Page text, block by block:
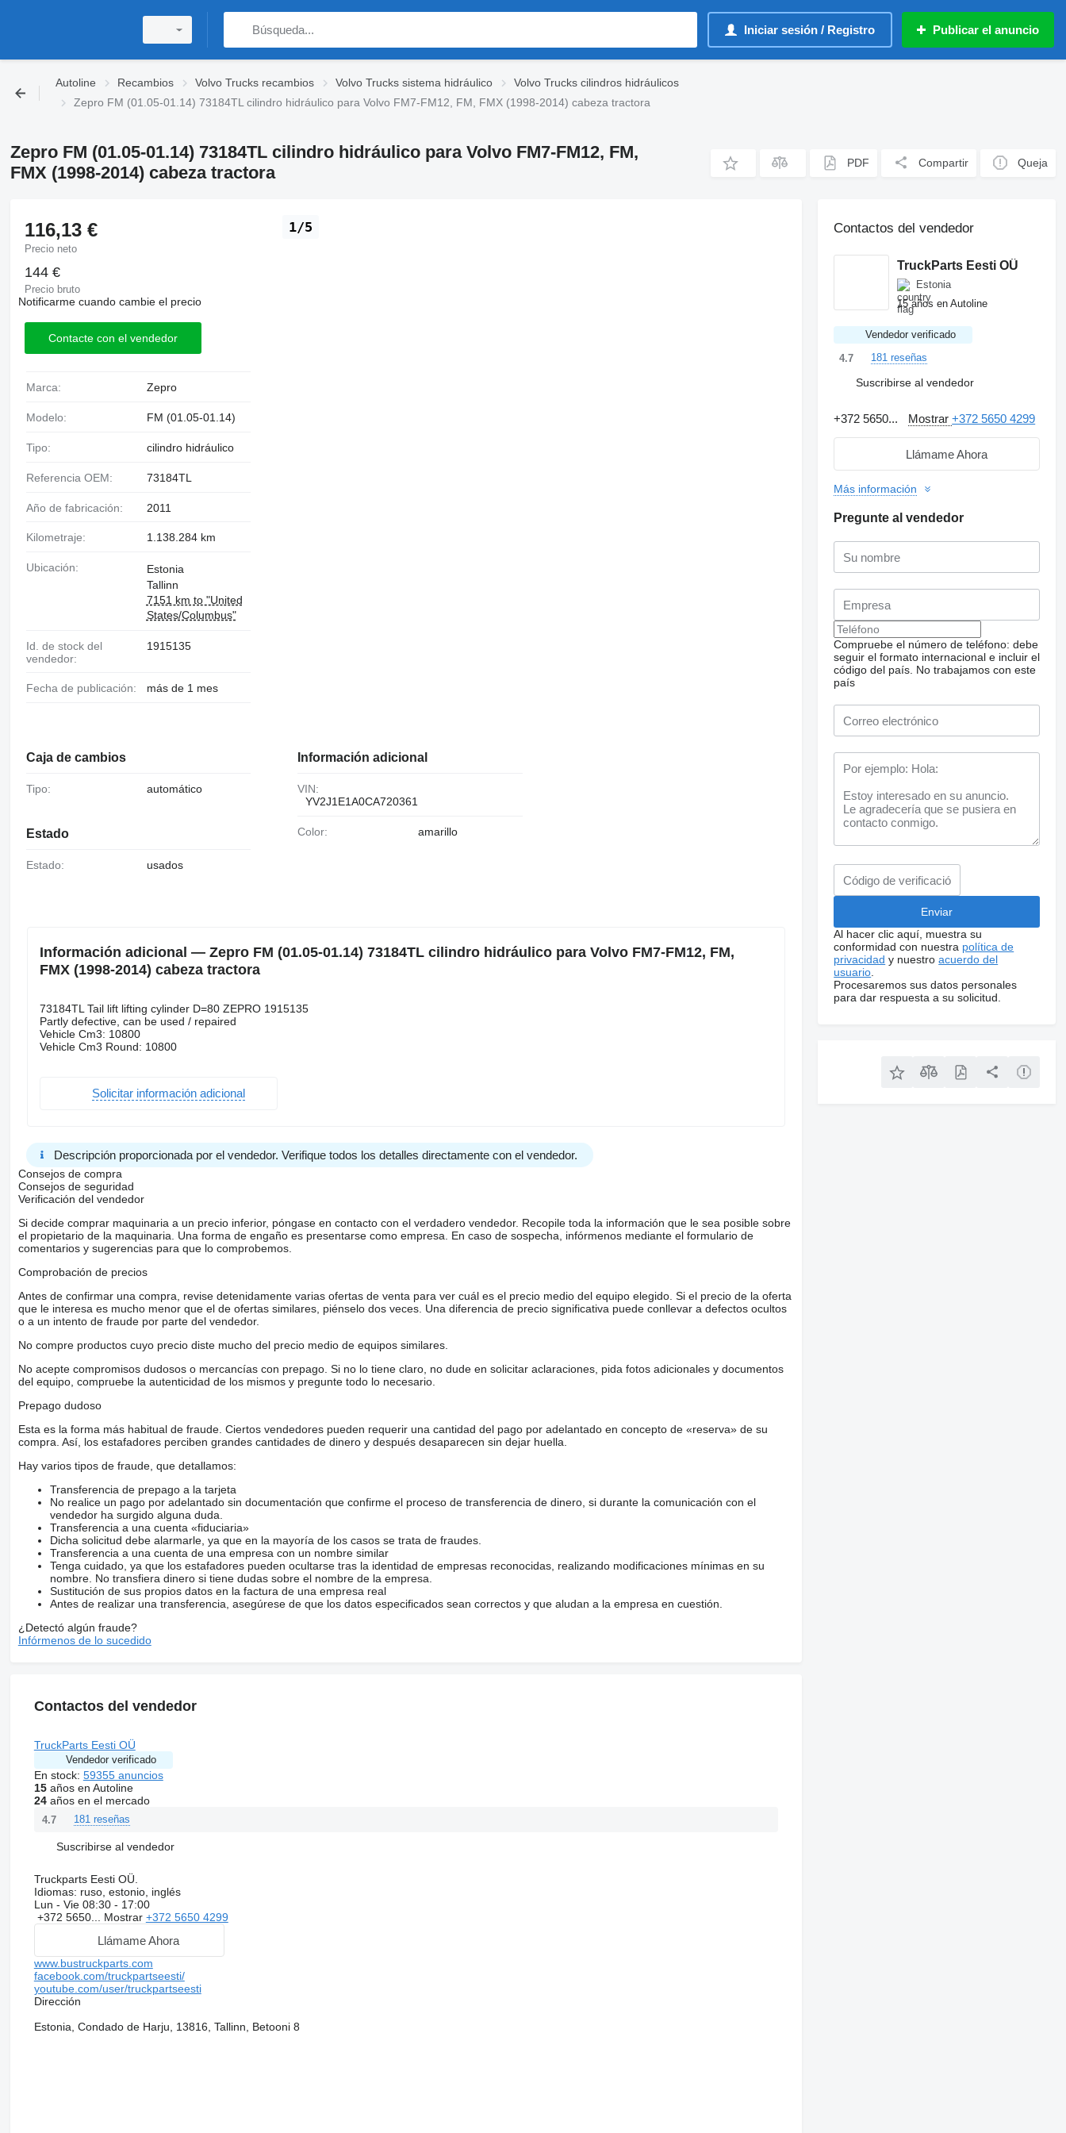
Iniciar sesión / Registro Publicar el anuncio
Autoline Recambios Volvo Trucks recambios Volvo Trucks sistema hidráulico
Volvo Trucks cilindros hidráulicos
Zepro FM (01.05-01.14) 73184TL cilindro hidráulico para Volvo FM7-FM12, FM, FMX (1998-2014) cabeza tractora
Zepro FM (01.05-01.14) 73184TL cilindro hidráulico para Volvo FM7-FM12, FM,
FMX (1998-2014) cabeza tractora
PDF Compartir Queja
Solicitar fotos
adicionales
1/5
116,13 €
Precio neto
144 €
Precio bruto
Notificarme cuando cambie el precio
Contacte con el vendedor
Marca: Zepro
Modelo: FM (01.05-01.14)
Tipo: cilindro hidráulico
Referencia OEM: 73184TL
Año de fabricación: 2011
Kilometraje: 1.138.284 km
Ubicación:
Estonia
Tallinn
7151 km to "United
States/Columbus"
Id. de stock del
vendedor:
1915135
Fecha de publicación: más de 1 mes
Caja de cambios
Tipo: automático
Estado
Estado: usados
Información adicional
VIN:
YV2J1E1A0CA720361
Color: amarillo
Información adicional — Zepro FM (01.05-01.14) 73184TL cilindro hidráulico para Volvo FM7-FM12, FM,
FMX (1998-2014) cabeza tractora
73184TL Tail lift lifting cylinder D=80 ZEPRO 1915135
Partly defective, can be used / repaired
Vehicle Cm3: 10800
Vehicle Cm3 Round: 10800
Solicitar información adicional
Descripción proporcionada por el vendedor. Verifique todos los detalles directamente con el vendedor.
Consejos de compra
Consejos de seguridad
Verificación del vendedor
Si decide comprar maquinaria a un precio inferior, póngase en contacto con el verdadero vendedor. Recopile toda la información que le sea posible sobre
el propietario de la maquinaria. Una forma de engaño es presentarse como empresa. En caso de sospecha, infórmenos mediante el formulario de
comentarios y sugerencias para que lo comprobemos.
Comprobación de precios
Antes de confirmar una compra, revise detenidamente varias ofertas de venta para ver cuál es el precio medio del equipo elegido. Si el precio de la oferta
que le interesa es mucho menor que el de ofertas similares, piénselo dos veces. Una diferencia de precio significativa puede conllevar a defectos ocultos
o a un intento de fraude por parte del vendedor.
No compre productos cuyo precio diste mucho del precio medio de equipos similares.
No acepte compromisos dudosos o mercancías con prepago. Si no lo tiene claro, no dude en solicitar aclaraciones, pida fotos adicionales y documentos
del equipo, compruebe la autenticidad de los mismos y pregunte todo lo necesario.
Prepago dudoso
Esta es la forma más habitual de fraude. Ciertos vendedores pueden requerir una cantidad del pago por adelantado en concepto de «reserva» de su
compra. Así, los estafadores perciben grandes cantidades de dinero y después desaparecen sin dejar huella.
Hay varios tipos de fraude, que detallamos:
Transferencia de prepago a la tarjeta
No realice un pago por adelantado sin documentación que confirme el proceso de transferencia de dinero, si durante la comunicación con el
vendedor ha surgido alguna duda.
Transferencia a una cuenta «fiduciaria»
Dicha solicitud debe alarmarle, ya que en la mayoría de los casos se trata de fraudes.
Transferencia a una cuenta de una empresa con un nombre similar
Tenga cuidado, ya que los estafadores pueden ocultarse tras la identidad de empresas reconocidas, realizando modificaciones mínimas en su
nombre. No transfiera dinero si tiene dudas sobre el nombre de la empresa.
Sustitución de sus propios datos en la factura de una empresa real
Antes de realizar una transferencia, asegúrese de que los datos especificados sean correctos y que aludan a la empresa en cuestión.
¿Detectó algún fraude?
Infórmenos de lo sucedido
Contactos del vendedor
TruckParts Eesti OÜ
Vendedor verificado
En stock: 59355 anuncios
15años en Autoline
24años en el mercado
4.7 181 reseñas
Suscribirse al vendedor
Truckparts Eesti OÜ.
Idiomas: ruso, estonio, inglés
Lun - Vie 08:30 - 17:00
+372 5650... Mostrar +372 5650 4299
Llámame Ahora
www.bustruckparts.com
facebook.com/truckpartseesti/
youtube.com/user/truckpartseesti
Dirección
Estonia, Condado de Harju, 13816, Tallinn, Betooni 8
Contactos del vendedor
TruckParts Eesti OÜ
Estonia
15 años en Autoline
Vendedor verificado
4.7
181 reseñas
Suscribirse al vendedor
+372 5650... Mostrar+372 5650 4299
Llámame Ahora
Más información
Pregunte al vendedor
Compruebe el número de teléfono: debe
seguir el formato internacional e incluir el
código del país. No trabajamos con este
país
Al hacer clic aquí, muestra su
conformidad con nuestra política de
privacidad y nuestroacuerdo del
usuario
Procesaremos sus datos personales
para dar respuesta a su solicitud.